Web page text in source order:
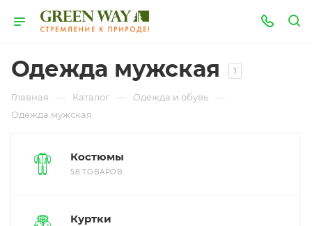
Одежда мужская 1
Главная — Каталог — Одежда и обувь —
Одежда мужская
Костюмы
58 ТОВАРОВ
Куртки